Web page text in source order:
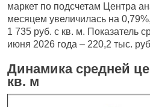
маркет по подсчетам Центра
месяцем увеличилась на
1 735 руб. с кв. м. Показатель
июня 2026 года – 220,2 тыс.
Динамика средней
кв. м